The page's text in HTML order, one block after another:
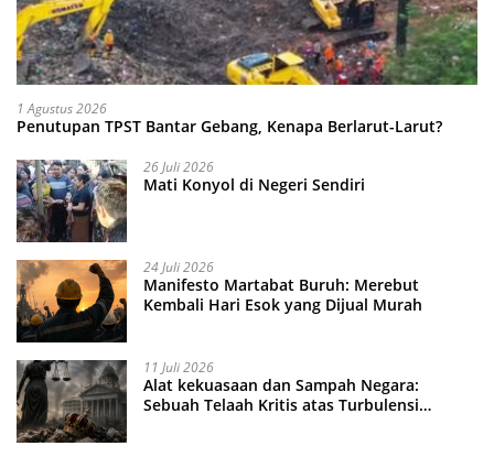
1 Agustus 2026
Penutupan TPST Bantar Gebang, Kenapa Berlarut-Larut?
26 Juli 2026
Mati Konyol di Negeri Sendiri
24 Juli 2026
Manifesto Martabat Buruh: Merebut
Kembali Hari Esok yang Dijual Murah
11 Juli 2026
Alat kekuasaan dan Sampah Negara:
Sebuah Telaah Kritis atas Turbulensi